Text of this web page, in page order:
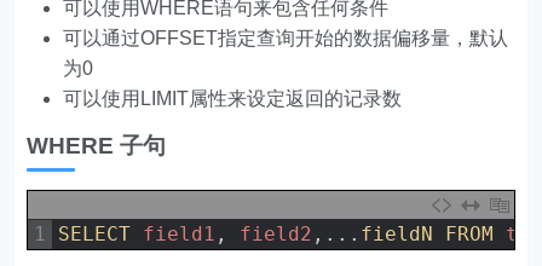
可以使用WHERE语句来包含任何条件
可以通过OFFSET指定查询开始的数据偏移量，默认
为0
可以使用LIMIT属性来设定返回的记录数
WHERE 子句
1 SELECT field1 , field2 , . . . fieldN FROM